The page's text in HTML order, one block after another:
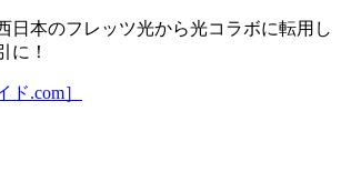
日本のフレッツ光から光コラボに転用し
に！
ド.com］